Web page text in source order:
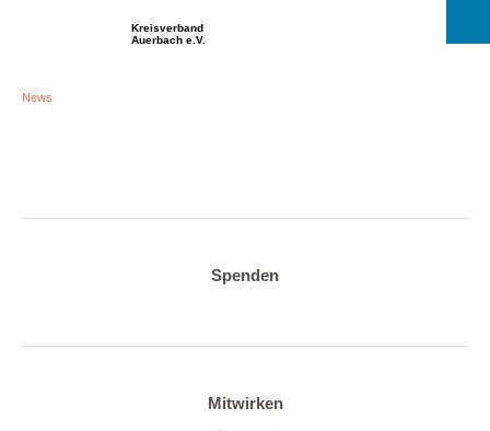
Kreisverband
Auerbach e.V.
News
Spenden
Mitwirken